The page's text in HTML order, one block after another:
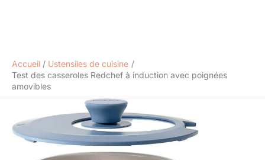
Accueil
Ustensiles de cuisine
Test des casseroles Redchef à induction avec poignées
amovibles